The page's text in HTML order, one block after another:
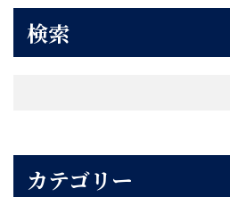
検索
カテゴリー